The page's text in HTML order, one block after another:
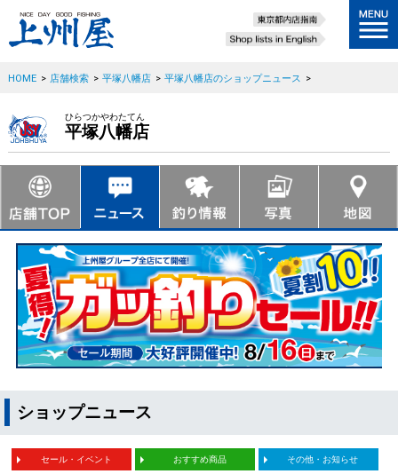
HOME > 店舗検索 > 平塚八幡店 > 平塚八幡店のショップニュース >
ひらつかやわたてん
平塚八幡店
ショップニュース
セール・イベント おすすめ商品 その他・お知らせ